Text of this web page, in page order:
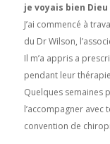
je voyais bien
J’ai commencé à
du Dr Wilson,
Il m’a appris a
pendant leur
Quelques semaines
l’accompagner avec
convention de